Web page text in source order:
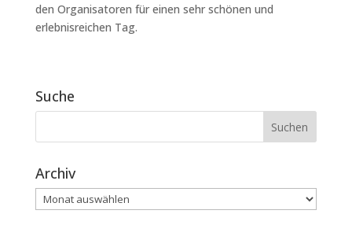
den Organisatoren für einen sehr schönen und
erlebnisreichen Tag.
Suche
Archiv
Archiv